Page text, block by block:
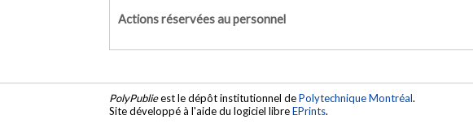
Actions réservées au personnel
PolyPublieest le dépôt institutionnel dePolytechnique Montréal.
Site développé à l'aide du logiciel libreEPrints.